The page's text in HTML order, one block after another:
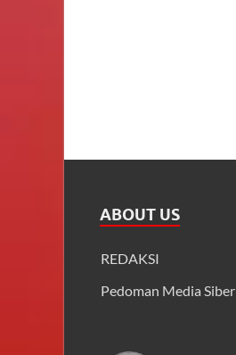
ABOUT US
REDAKSI
Pedoman Media Siber